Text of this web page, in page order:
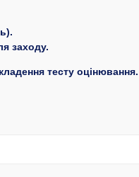
заходу.
тесту оцінювання.